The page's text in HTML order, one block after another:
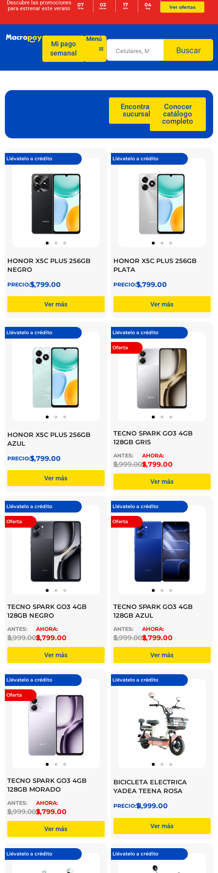
Descubre las promociones
para estrenar este verano
07
Días
02
Horas
17
Min
03
Seg Ver ofertas
Mi pago
semanal
Menú
Buscar
Encontrar
sucursal
Conocer
catálogo
completo
Llévatelo a crédito
HONOR X5C PLUS 256GB
NEGRO
$
3,799.00
Ver más
Llévatelo a crédito
HONOR X5C PLUS 256GB
PLATA
$
3,799.00
Ver más
Llévatelo a crédito
HONOR X5C PLUS 256GB
AZUL
$
3,799.00
Ver más
Llévatelo a crédito
Oferta
TECNO SPARK GO3 4GB
128GB GRIS
$
2,999.00$
2,799.00
Ver más
Llévatelo a crédito
Oferta
TECNO SPARK GO3 4GB
128GB NEGRO
$
2,999.00$
2,799.00
Ver más
Llévatelo a crédito
Oferta
TECNO SPARK GO3 4GB
128GB AZUL
$
2,999.00$
2,799.00
Ver más
Llévatelo a crédito
Oferta
TECNO SPARK GO3 4GB
128GB MORADO
$
2,999.00$
2,799.00
Ver más
Llévatelo a crédito
BICICLETA ELECTRICA
YADEA TEENA ROSA
$
11,999.00
Ver más
Llévatelo a crédito Llévatelo a crédito